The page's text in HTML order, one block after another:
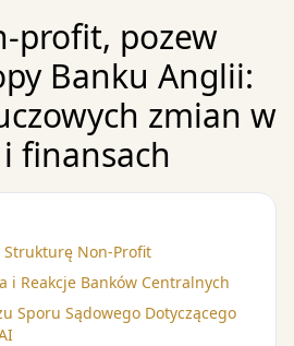
profit, pozew
Banku Anglii:
zmian w
finansach
Non-Profit
i Reakcje Banków Centralnych
Sporu Sądowego Dotyczącego